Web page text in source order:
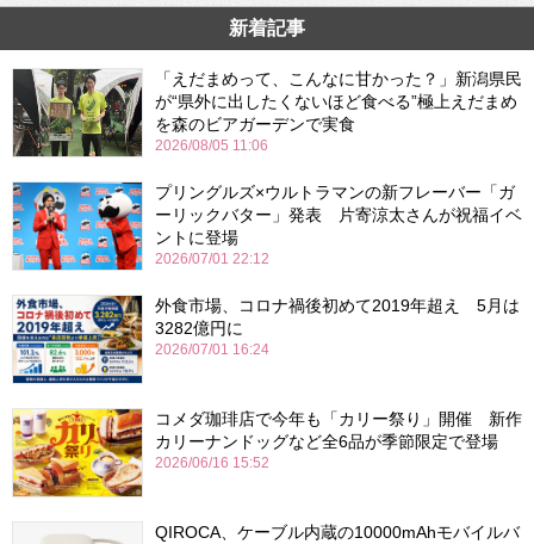
新着記事
「えだまめって、こんなに甘かった？」新潟県民
が“県外に出したくないほど食べる”極上えだまめ
を森のビアガーデンで実食
2026/08/05 11:06
プリングルズ×ウルトラマンの新フレーバー「ガ
ーリックバター」発表 片寄涼太さんが祝福イベ
ントに登場
2026/07/01 22:12
外食市場、コロナ禍後初めて2019年超え 5月は
3282億円に
2026/07/01 16:24
コメダ珈琲店で今年も「カリー祭り」開催 新作
カリーナンドッグなど全6品が季節限定で登場
2026/06/16 15:52
QIROCA、ケーブル内蔵の10000mAhモバイルバ